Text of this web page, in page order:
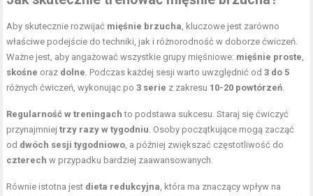
Aby skutecznie rozwijać mięśnie brzucha, kluczowe jest zarówno
właściwe podejście do techniki, jak i różnorodność w doborze ćwiczeń.
Ważne jest, aby angażować wszystkie grupy mięśniowe: mięśnie proste,
skośne oraz dolne. Podczas każdej sesji warto uwzględnić od3 do 5
różnych ćwiczeń, wykonując po3 serie z zakresu 10-20 powtórzeń.
Regularność w treningach to podstawa sukcesu. Staraj się ćwiczyć
przynajmniejtrzy razy w tygodniu. Osoby początkujące mogą zacząć
od dwóch sesji tygodniowo, a później zwiększać częstotliwość do
czterech w przypadku bardziej zaawansowanych.
Równie istotna jest dieta redukcyjna, która ma znaczący wpływ na